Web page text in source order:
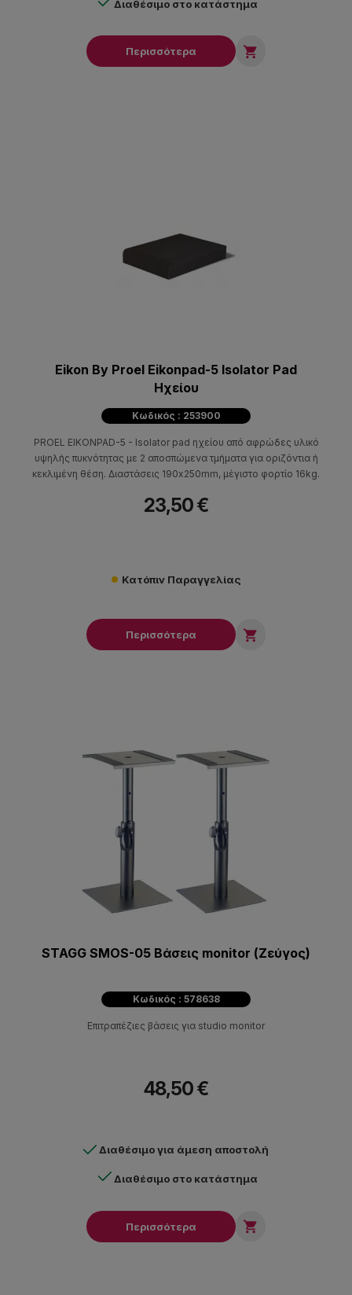
Διαθέσιμο στο κατάστημα
Περισσότερα 
Eikon By Proel Eikonpad-5 Isolator Pad
Hχείου
Κωδικός : 253900
PROEL EIKONPAD-5 - Isolator pad ηχείου από αφρώδες υλικό
υψηλής πυκνότητας με 2 αποσπώμενα τμήματα για οριζόντια ή
κεκλιμένη θέση. Διαστάσεις 190x250mm, μέγιστο φορτίο 16kg.
23,50 €
Κατόπιν Παραγγελίας
Περισσότερα 
STAGG SMOS-05 Βάσεις monitor (Ζεύγος)
Κωδικός : 578638
Επιτραπέζιες βάσεις για studio monitor
48,50 €
Διαθέσιμο για άμεση αποστολή
Διαθέσιμο στο κατάστημα
Περισσότερα 